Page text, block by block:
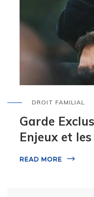
DROIT FAMILIAL
Garde
Enjeux et
READ MORE